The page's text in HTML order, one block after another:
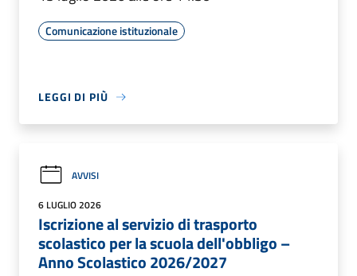
Comunicazione istituzionale
LEGGI DI PIÙ
AVVISI
6 LUGLIO 2026
Iscrizione al servizio di trasporto
scolastico per la scuola dell'obbligo –
Anno Scolastico 2026/2027